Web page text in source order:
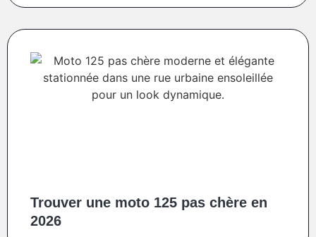
Trouver une moto 125 pas chère en
2026